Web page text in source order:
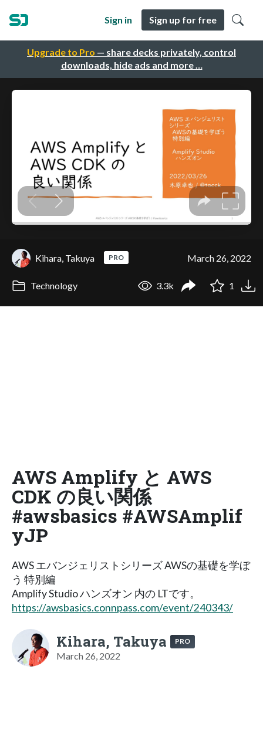
Upgrade to Pro — share decks privately, control
downloads, hide ads and more …
Sign in Sign up for free
Kihara, Takuya PRO March 26, 2022
Technology 3.3k 1
AWS Amplify と AWS
CDK の良い関係
#awsbasics #AWSAmplif
yJP
AWS エバンジェリストシリーズ AWSの基礎を学ぼ
う 特別編
Amplify Studio ハンズオン 内の LTです。
https://awsbasics.connpass.com/event/240343/
Kihara, Takuya PRO
March 26, 2022